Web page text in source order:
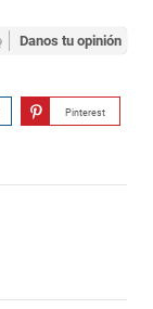
Danos tu opinión
Pinterest